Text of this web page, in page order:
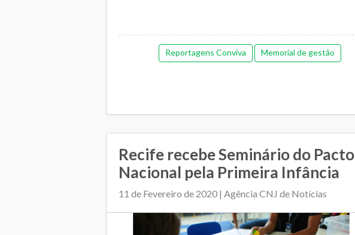
Reportagens Conviva Memorial de gestão
Recife recebe Seminário do Pacto
Nacional pela Primeira Infância
11 de Fevereiro de 2020 | Agência CNJ de Notícias